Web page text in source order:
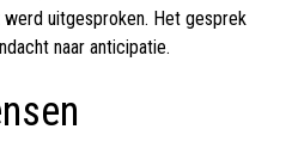
uitgesproken. Het gesprek
naar anticipatie.